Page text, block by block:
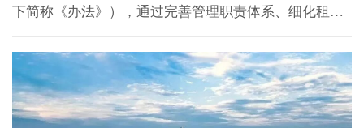
下简称《办法》），通过完善管理职责体系、细化租赁
范住房租赁市场秩序。该办法将于今年6月1日起施行，
有效期5年。 图片来源：西安市人民政府官网 住房租赁
管理纳...